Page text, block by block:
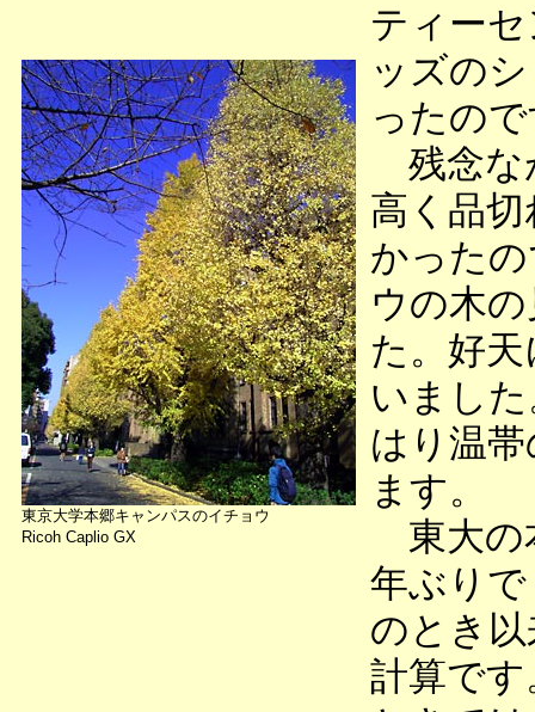
東京大学本郷キャンパスのイチョウ
Ricoh Caplio GX
ティー
ッズの
ったの
残念な
高く品
かった
ウの木
た。好
いまし
はり温
ます。
東大の
年ぶり
のとき
計算で